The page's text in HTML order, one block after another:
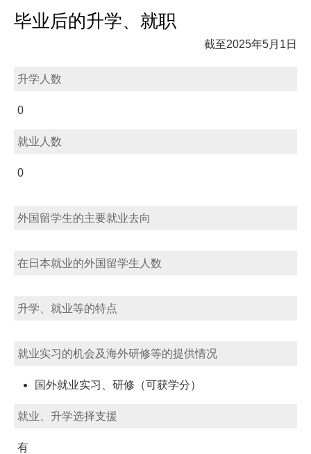
毕业后的升学、就职
截至2025年5月1日
升学人数
0
就业人数
0
外国留学生的主要就业去向
在日本就业的外国留学生人数
升学、就业等的特点
就业实习的机会及海外研修等的提供情况
国外就业实习、研修（可获学分）
就业、升学选择支援
有